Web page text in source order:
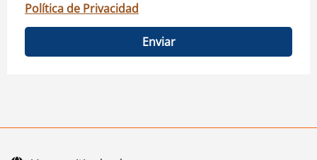
Política de Privacidad
Enviar